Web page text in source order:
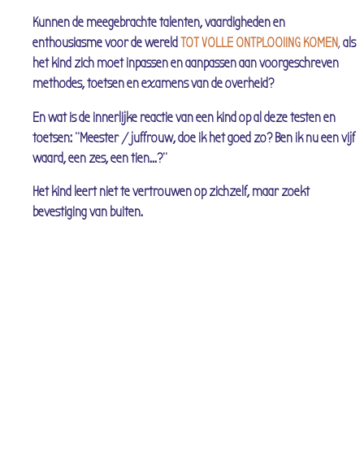
Kunnen de meegebrachte talenten, vaardigheden en
enthousiasme voor de wereld TOT VOLLE ONTPLOOIING KOMEN,als
het kind zich moet inpassen en aanpassen aan voorgeschreven
methodes, toetsen en examens van de overheid?
En wat is de innerlijke reactie van een kind op al deze testen en
toetsen: "Meester / juffrouw, doe ik het goed zo? Ben ik nu een vijf
waard, een zes, een tien...?"
Het kind leert niet te vertrouwen op zichzelf, maar zoekt
bevestiging van buiten.